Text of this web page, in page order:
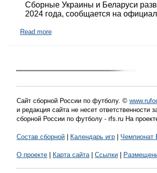
Сборные Украины и Беларуси
2024 года, сообщается на
Read more
Сайт сборной России по футболу. ©
и редакция сайта не несет
сборной России по футболу - rfs.ru На
Состав сборной Календарь игр Чемпионат
О проекте Карта сайта| Ссылки